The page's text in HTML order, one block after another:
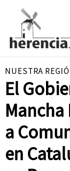
contenido
NUESTRA
El
Mancha
a
en